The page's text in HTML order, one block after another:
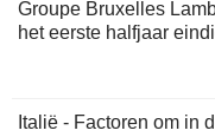
Groupe Bruxelles
het eerste halfjaar
Italië - Factoren om in